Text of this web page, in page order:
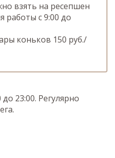
взять на ресепшен
работы с 9:00 до
коньков 150 руб./
23:00. Регулярно